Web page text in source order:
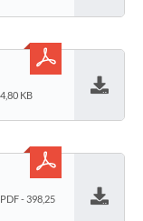
KB
PDF - 398,25